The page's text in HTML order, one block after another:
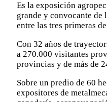
Es la exposición
grande y convocante de
entre las tres primeras
Con 32 años de
a 270.000 visitantes
provincias y de más de
Sobre un predio de 60
expositores de